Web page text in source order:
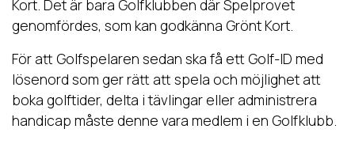
Kort. Det är bara Golfklubben där Spelprovet
genomfördes, som kan godkänna Grönt Kort.
För att Golfspelaren sedan ska få ett Golf-ID med
lösenord som ger rätt att spela och möjlighet att
boka golftider, delta i tävlingar eller administrera
handicap måste denne vara medlem i en Golfklubb.